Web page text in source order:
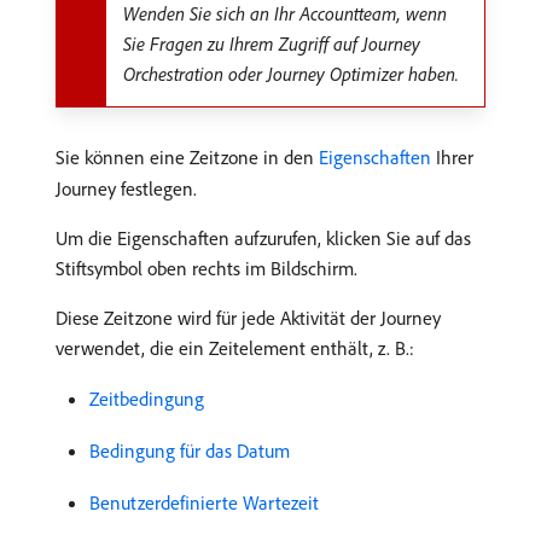
Wenden Sie sich an Ihr Accountteam, wenn
Sie Fragen zu Ihrem Zugriff auf Journey
Orchestration oder Journey Optimizer haben.
Sie können eine Zeitzone in den Eigenschaften Ihrer
Journey festlegen.
Um die Eigenschaften aufzurufen, klicken Sie auf das
Stiftsymbol oben rechts im Bildschirm.
Diese Zeitzone wird für jede Aktivität der Journey
verwendet, die ein Zeitelement enthält, z. B.:
Zeitbedingung
Bedingung für das Datum
Benutzerdefinierte Wartezeit